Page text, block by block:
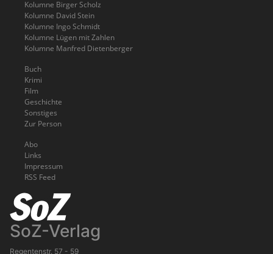
Kolumne Birger Scholz
Kolumne David Stein
Kolumne Ingo Schmidt
Kolumne Lügen mit Zahlen
Kolumne Manfred Dietenberger
Buch
Krimi
Film
Geschichte
Sonstiges
Zur Person
Abo
Links
Impressum
RSS Feed
SoZ-Verlag
Regentenstr. 57 - 59